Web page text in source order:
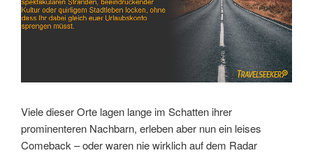
Viele dieser Orte lagen lange im Schatten ihrer
prominenteren Nachbarn, erleben aber nun ein leises
Comeback – oder waren nie wirklich auf dem Radar